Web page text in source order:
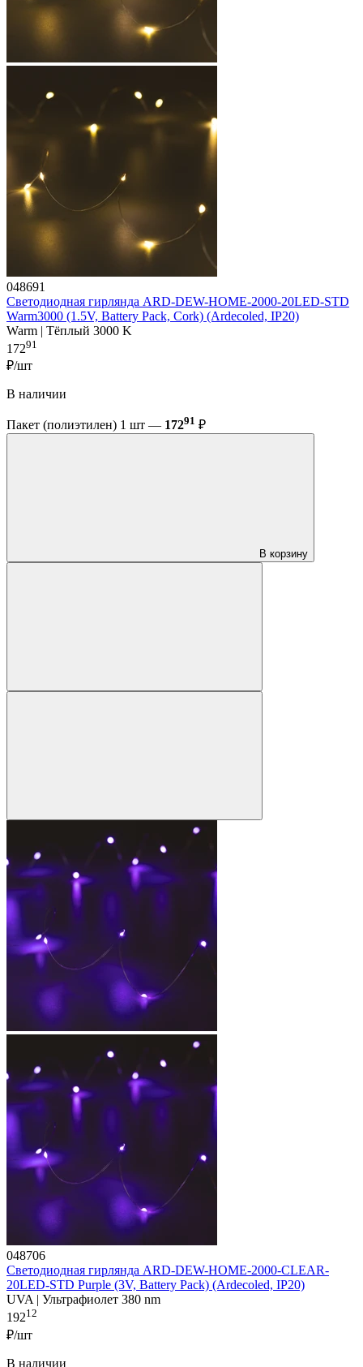
048691
Светодиодная гирлянда ARD-DEW-HOME-2000-20LED-STD
Warm3000 (1.5V, Battery Pack, Cork) (Ardecoled, IP20)
Warm | Тёплый 3000 K
17291
₽/шт
В наличии
Пакет (полиэтилен) 1 шт — 17291 ₽
В корзину
048706
Светодиодная гирлянда ARD-DEW-HOME-2000-CLEAR-
20LED-STD Purple (3V, Battery Pack) (Ardecoled, IP20)
UVA | Ультрафиолет 380 nm
19212
₽/шт
В наличии